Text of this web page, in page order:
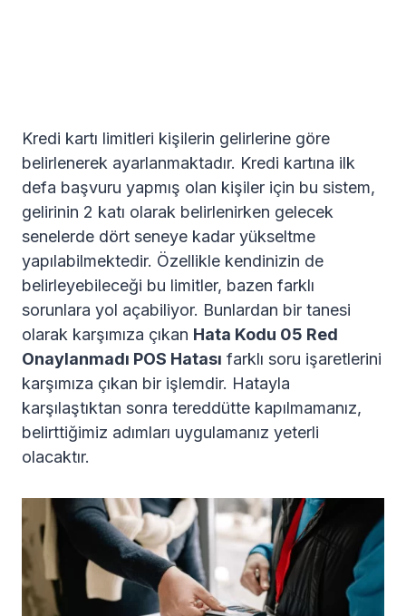
Kredi kartı limitleri kişilerin gelirlerine göre
belirlenerek ayarlanmaktadır. Kredi kartına ilk
defa başvuru yapmış olan kişiler için bu sistem,
gelirinin 2 katı olarak belirlenirken gelecek
senelerde dört seneye kadar yükseltme
yapılabilmektedir. Özellikle kendinizin de
belirleyebileceği bu limitler, bazen farklı
sorunlara yol açabiliyor. Bunlardan bir tanesi
olarak karşımıza çıkan Hata Kodu 05 Red
Onaylanmadı POS Hatası farklı soru işaretlerini
karşımıza çıkan bir işlemdir. Hatayla
karşılaştıktan sonra tereddütte kapılmamanız,
belirttiğimiz adımları uygulamanız yeterli
olacaktır.